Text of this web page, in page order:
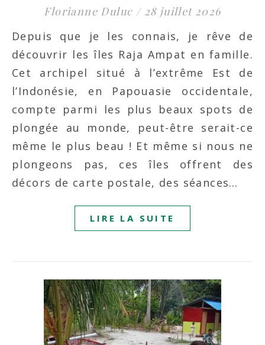
Florianne Duluc / 28 juillet 2026
Depuis que je les connais, je rêve de
découvrir les îles Raja Ampat en famille.
Cet archipel situé à l’extrême Est de
l’Indonésie, en Papouasie occidentale,
compte parmi les plus beaux spots de
plongée au monde, peut-être serait-ce
même le plus beau ! Et même si nous ne
plongeons pas, ces îles offrent des
décors de carte postale, des séances…
LIRE LA SUITE